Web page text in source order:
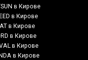
в Кирове
в Кирове
в Кирове
в Кирове
в Кирове
в Кирове